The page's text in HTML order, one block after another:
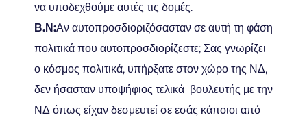
να υποδεχθούμε αυτές τις δομές.
Β.Ν:Αν αυτοπροσδιοριζόσασταν σε αυτή τη φάση
πολιτικά που αυτοπροσδιορίζεστε; Σας γνωρίζει
ο κόσμος πολιτικά, υπήρξατε στον χώρο της ΝΔ,
δεν ήσασταν υποψήφιος τελικά βουλευτής με την
ΝΔ όπως είχαν δεσμευτεί σε εσάς κάποιοι από